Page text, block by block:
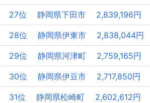
27位 静岡県下田市 2,839,196円
28位 静岡県伊東市 2,838,044円
29位 静岡県河津町 2,759,165円
30位 静岡県伊豆市 2,717,850円
31位 静岡県松崎町 2,602,612円